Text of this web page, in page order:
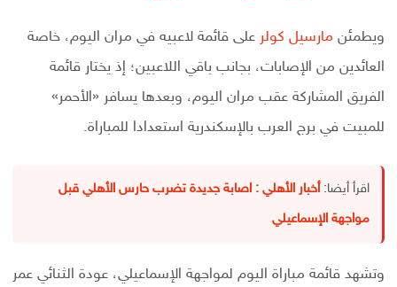
ويطمئن مارسيل كولر على قائمة لاعبيه في مران اليوم، خاصة
العائدين من الإصابات، بجانب باقي اللاعبين؛ إذ يختار قائمة
الفريق المشاركة عقب مران اليوم، وبعدها يسافر «الأحمر»
للمبيت في برج العرب بالإسكندرية استعدادا للمباراة.
اقرأ أيضا: أخبار الأهلي : اصابة جديدة تضرب حارس الأهلي قبل
مواجهة الإسماعيلي
وتشهد قائمة مباراة اليوم لمواجهة الإسماعيلي، عودة الثنائي عمر